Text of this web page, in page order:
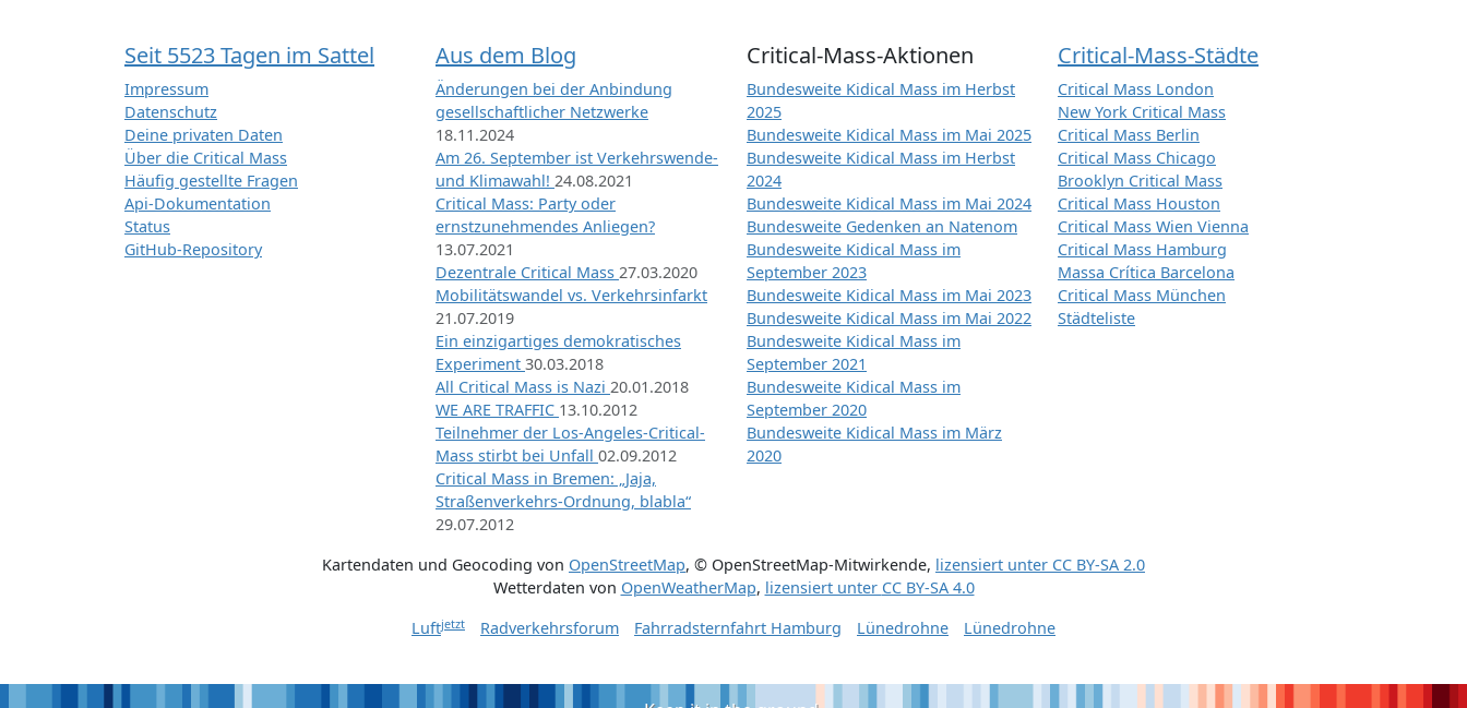
Seit 5523 Tagen im Sattel
Impressum
Datenschutz
Deine privaten Daten
Über die Critical Mass
Häufig gestellte Fragen
Api-Dokumentation
Status
GitHub-Repository
Aus dem Blog
Änderungen bei der Anbindung
gesellschaftlicher Netzwerke
18.11.2024
Am 26. September ist Verkehrswende-
und Klimawahl! 24.08.2021
Critical Mass: Party oder
ernstzunehmendes Anliegen?
13.07.2021
Dezentrale Critical Mass 27.03.2020
Mobilitätswandel vs. Verkehrsinfarkt
21.07.2019
Ein einzigartiges demokratisches
Experiment 30.03.2018
All Critical Mass is Nazi 20.01.2018
WE ARE TRAFFIC 13.10.2012
Teilnehmer der Los-Angeles-Critical-
Mass stirbt bei Unfall 02.09.2012
Critical Mass in Bremen: „Jaja,
Straßenverkehrs-Ordnung, blabla“
29.07.2012
Critical-Mass-Aktionen
Bundesweite Kidical Mass im Herbst
2025
Bundesweite Kidical Mass im Mai 2025
Bundesweite Kidical Mass im Herbst
2024
Bundesweite Kidical Mass im Mai 2024
Bundesweite Gedenken an Natenom
Bundesweite Kidical Mass im
September 2023
Bundesweite Kidical Mass im Mai 2023
Bundesweite Kidical Mass im Mai 2022
Bundesweite Kidical Mass im
September 2021
Bundesweite Kidical Mass im
September 2020
Bundesweite Kidical Mass im März
2020
Critical-Mass-Städte
Critical Mass London
New York Critical Mass
Critical Mass Berlin
Critical Mass Chicago
Brooklyn Critical Mass
Critical Mass Houston
Critical Mass Wien Vienna
Critical Mass Hamburg
Massa Crítica Barcelona
Critical Mass München
Städteliste
Kartendaten und Geocoding von OpenStreetMap, © OpenStreetMap-Mitwirkende, lizensiert unter CC BY-SA 2.0
Wetterdaten von OpenWeatherMap, lizensiert unter CC BY-SA 4.0
Luftjetzt Radverkehrsforum Fahrradsternfahrt Hamburg Lünedrohne Lünedrohne